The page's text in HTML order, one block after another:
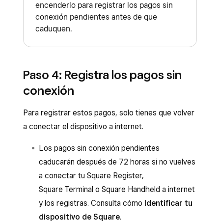
encenderlo para registrar los pagos sin
conexión pendientes antes de que
caduquen.
Paso 4: Registra los pagos sin
conexión
Para registrar estos pagos, solo tienes que volver
a conectar el dispositivo a internet.
Los pagos sin conexión pendientes
caducarán después de 72 horas si no vuelves
a conectar tu Square Register,
Square Terminal o Square Handheld a internet
y los registras. Consulta cómo Identificar tu
dispositivo de Square.